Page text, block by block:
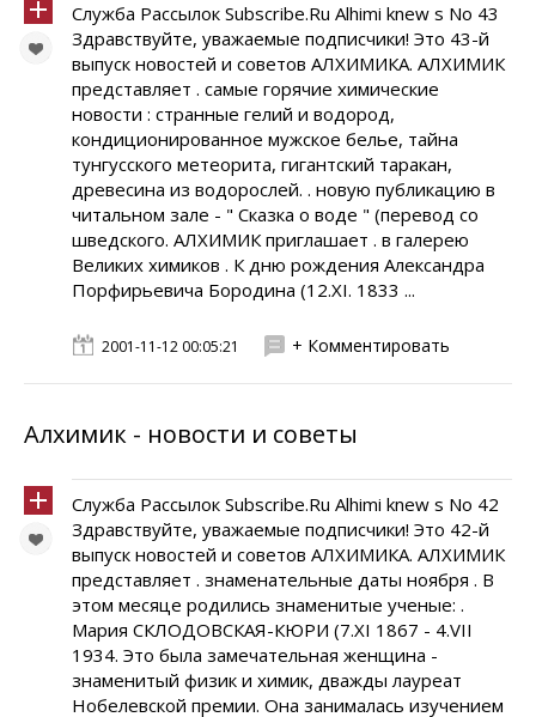
Служба Рассылок Subscribe.Ru Alhimi knew s No 43
Здравствуйте, уважаемые подписчики! Это 43-й
выпуск новостей и советов АЛХИМИКА. АЛХИМИК
представляет . самые горячие химические
новости : странные гелий и водород,
кондиционированное мужское белье, тайна
тунгусского метеорита, гигантский таракан,
древесина из водорослей. . новую публикацию в
читальном зале - " Сказка о воде " (перевод со
шведского. АЛХИМИК приглашает . в галерею
Великих химиков . К дню рождения Александра
Порфирьевича Бородина (12.XI. 1833 ...
2001-11-12 00:05:21 + Комментировать
Алхимик - новости и советы
Служба Рассылок Subscribe.Ru Alhimi knew s No 42
Здравствуйте, уважаемые подписчики! Это 42-й
выпуск новостей и советов АЛХИМИКА. АЛХИМИК
представляет . знаменательные даты ноября . В
этом месяце родились знаменитые ученые: .
Мария СКЛОДОВСКАЯ-КЮРИ (7.XI 1867 - 4.VII
1934. Это была замечательная женщина -
знаменитый физик и химик, дважды лауреат
Нобелевской премии. Она занималась изучением